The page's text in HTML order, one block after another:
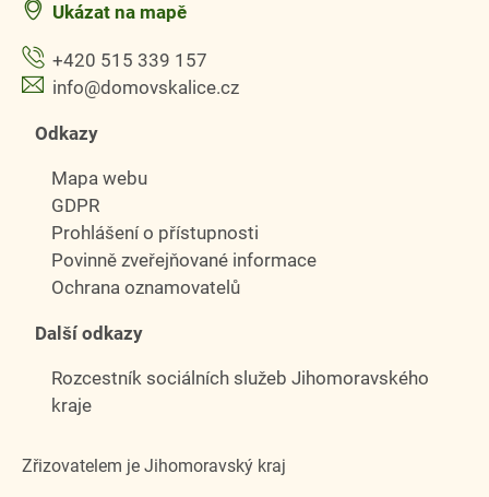
Ukázat na mapě
+420 515 339 157
info@domovskalice.cz
Odkazy
Mapa webu
GDPR
Prohlášení o přístupnosti
Povinně zveřejňované informace
Ochrana oznamovatelů
Další odkazy
Rozcestník sociálních služeb Jihomoravského
kraje
Zřizovatelem je Jihomoravský kraj